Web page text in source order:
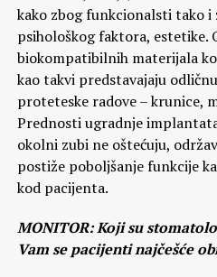
kako zbog funkcionalsti tako i
psihološkog faktora, estetike.
biokompatibilnih materijala
kao takvi predstavajaju
proteteske radove – krunice,
Prednosti ugradnje
okolni zubi ne oštećuju,
postiže poboljšanje funkcije
kod pacijenta.
MONITOR: Koji su
Vam se pacijenti najčešće